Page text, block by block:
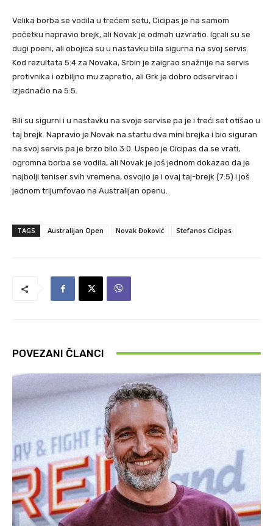
Velika borba se vodila u trećem setu, Cicipas je na samom
početku napravio brejk, ali Novak je odmah uzvratio. Igrali su se
dugi poeni, ali obojica su u nastavku bila sigurna na svoj servis.
Kod rezultata 5:4 za Novaka, Srbin je zaigrao snažnije na servis
protivnika i ozbiljno mu zapretio, ali Grk je dobro odservirao i
izjednačio na 5:5.
Bili su sigurni i u nastavku na svoje servise pa je i treći set otišao u
taj brejk. Napravio je Novak na startu dva mini brejka i bio siguran
na svoj servis pa je brzo bilo 3:0. Uspeo je Cicipas da se vrati,
ogromna borba se vodila, ali Novak je još jednom dokazao da je
najbolji teniser svih vremena, osvojio je i ovaj taj-brejk (7:5) i još
jednom trijumfovao na Australijan openu.
TAGS Australijan Open Novak Đoković Stefanos Cicipas
POVEZANI ČLANCI